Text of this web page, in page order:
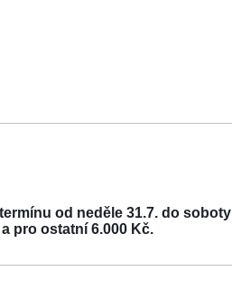
od neděle 31.7. do soboty
pro ostatní 6.000 Kč.